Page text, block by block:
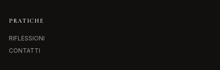
PRATICHE
RIFLESSIONI
CONTATTI